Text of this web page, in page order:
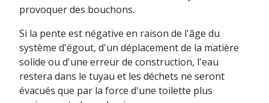
provoquer des bouchons.
Si la pente est négative en raison de l'âge du
système d'égout, d'un déplacement de la matière
solide ou d'une erreur de construction, l'eau
restera dans le tuyau et les déchets ne seront
évacués que par la force d'une toilette plus